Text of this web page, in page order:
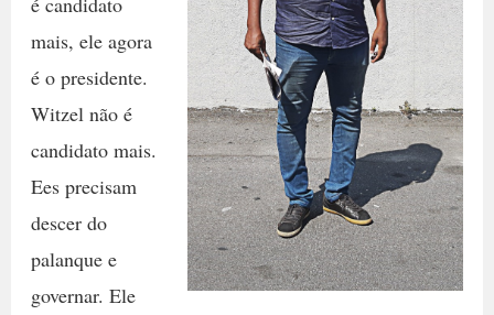
mais, ele agora
é o presidente.
Witzel não é
candidato mais.
Ees precisam
descer do
palanque e
governar. Ele